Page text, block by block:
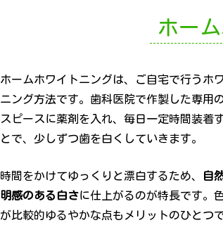
ホー
ホームホワイトニングは、ご自宅で行うホ
ニング方法です。歯科医院で作製した専用
スピースに薬剤を入れ、毎日一定時間装着
とで、少しずつ歯を白くしていきます。
時間をかけてゆっくりと漂白するため、
自
明感のある白さに仕上がるのが特長です。
が比較的ゆるやかな点もメリットのひとつで